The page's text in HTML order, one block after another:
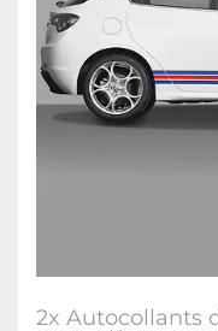
2x Autocollants